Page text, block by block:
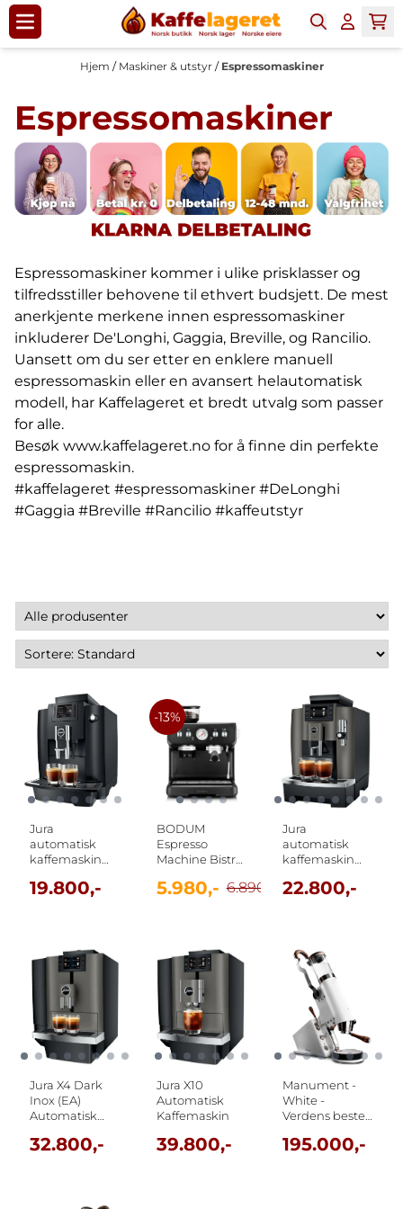
Hopp til innhold
Hjem / Maskiner & utstyr / Espressomaskiner
Espressomaskiner
Espressomaskiner kommer i ulike prisklasser og
tilfredsstiller behovene til ethvert budsjett. De mest
anerkjente merkene innen espressomaskiner
inkluderer De'Longhi, Gaggia, Breville, og Rancilio.
Uansett om du ser etter en enklere manuell
espressomaskin eller en avansert helautomatisk
modell, har Kaffelageret et bredt utvalg som passer
for alle.
Besøk www.kaffelageret.no for å finne din perfekte
espressomaskin.
#kaffelageret #espressomaskiner #DeLonghi
#Gaggia #Breville #Rancilio #kaffeutstyr
Jura
automatisk
kaffemaskin
19.800,-
-13%
BODUM
Espresso
Machine Bistro
kaffekvern
5.980,- 6.890,-
Jura
automatisk
kaffemaskin
kaffevarianter
22.800,-
Jura X4 Dark
Inox (EA)
Automatisk
32.800,-
Jura X10
Automatisk
Kaffemaskin
39.800,-
Manument -
White -
Verdens beste
195.000,-